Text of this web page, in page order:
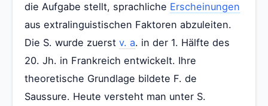
die Aufgabe stellt, sprachliche Erscheinungen
aus extralinguistischen Faktoren abzuleiten.
Die S. wurde zuerst v. a. in der 1. Hälfte des
20. Jh. in Frankreich entwickelt. Ihre
theoretische Grundlage bildete F. de
Saussure. Heute versteht man unter S.